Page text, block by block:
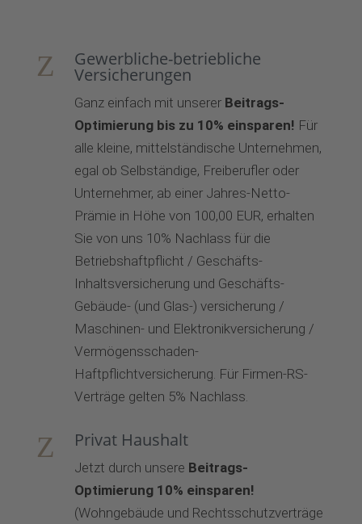
Z Gewerbliche-betriebliche
Versicherungen
Ganz einfach mit unserer Beitrags-
Optimierung bis zu 10% einsparen! Für
alle kleine, mittelständische Unternehmen,
egal ob Selbständige, Freiberufler oder
Unternehmer, ab einer Jahres-Netto-
Prämie in Höhe von 100,00 EUR, erhalten
Sie von uns 10% Nachlass für die
Betriebshaftpflicht / Geschäfts-
Inhaltsversicherung und Geschäfts-
Gebäude- (und Glas-) versicherung /
Maschinen- und Elektronikversicherung /
Vermögensschaden-
Haftpflichtversicherung. Für Firmen-RS-
Verträge gelten 5% Nachlass.
Z Privat Haushalt
Jetzt durch unsere Beitrags-
Optimierung 10% einsparen!
(Wohngebäude und Rechtsschutzverträge